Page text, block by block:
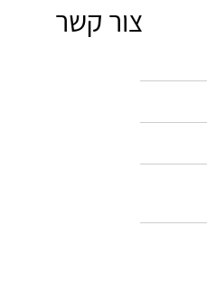
צור קשר